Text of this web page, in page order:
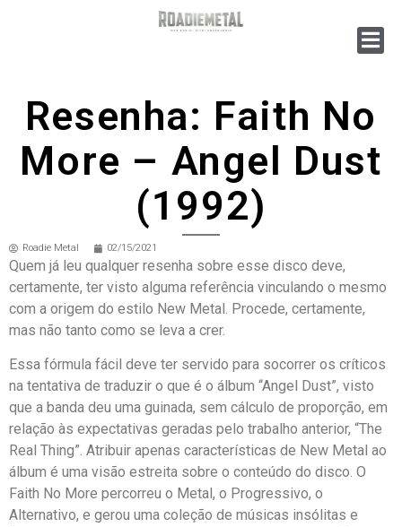
Resenha: Faith No
More – Angel Dust
(1992)
Roadie Metal 02/15/2021
Quem já leu qualquer resenha sobre esse disco deve,
certamente, ter visto alguma referência vinculando o mesmo
com a origem do estilo New Metal. Procede, certamente,
mas não tanto como se leva a crer.
Essa fórmula fácil deve ter servido para socorrer os críticos
na tentativa de traduzir o que é o álbum “Angel Dust”, visto
que a banda deu uma guinada, sem cálculo de proporção, em
relação às expectativas geradas pelo trabalho anterior, “The
Real Thing”. Atribuir apenas características de New Metal ao
álbum é uma visão estreita sobre o conteúdo do disco. O
Faith No More percorreu o Metal, o Progressivo, o
Alternativo, e gerou uma coleção de músicas insólitas e